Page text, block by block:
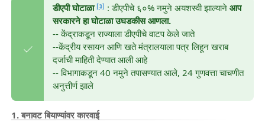
डीएपी घोटाळा [३] : डीएपीचे ६०% नमुने अयशस्वी झाल्याने आप
सरकारने हा घोटाळा उघडकीस आणला.
-- केंद्राकडून राज्याला डीएपीचे वाटप केले जाते
--केंद्रीय रसायन आणि खते मंत्रालयाला पत्र लिहून खराब
दर्जाची माहिती देण्यात आली आहे
-- विभागाकडून 40 नमुने तपासण्यात आले, 24 गुणवत्ता चाचणीत
अनुत्तीर्ण झाले
1. बनावट बियाण्यांवर कारवाई